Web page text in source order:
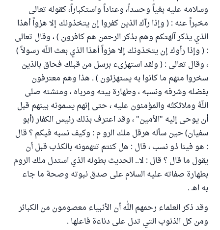
وسلامه عليه بغياً وحسداً، وعناداً واستكباراً، كقوله تعالى
مخبراً عنه : ( وإذا رآك الذين كفروا إن يتخذونك إلا هزواً أهذا
الذي يذكر آلهتكم وهم بذكر الرحمن هم كافرون ) ، وقال تعالى
: ( وإذا رأوك إن يتخذونك إلا هزواً أهذا الذي بعث اللّه رسولاً )
، وقال تعالى : ( ولقد استهزىء برسل من قبلك فحاق بالذين
سخروا منهم ما كانوا به يستهزئون ) . هذا وهم معترفون
بفضله وشرفه ونسبه ، وطهارة بيته ومرباه ، ومنشئه صلى
اللّهُ وملائكتُه والمؤمنون عليه ، حتى إنهم يسمونه بينهم قبل
أن يوحى إليه "الأمين" ، وقد اعترف بذلك رئيس الكفار (أبو
سفيان) حين سأله هرقل ملك الرو م : وكيف نسبه فيكم ؟ قال
: هو فينا ذو نسب ، قال : هل كنتم تتهمونه بالكذب قبل أن
يقول ما قال ؟ قال : لا.. الحديث بطوله الذي استدل ملك الروم
بطهارة صفاته عليه السلام على صدق نبوته وصحة ما جاء
به اهـ .
وقد ذكر العلماء رحمهم الله أن الأنبياء معصومون من الكبائر
ومن كل الذنوب التي تدل على دناءة فاعلها .